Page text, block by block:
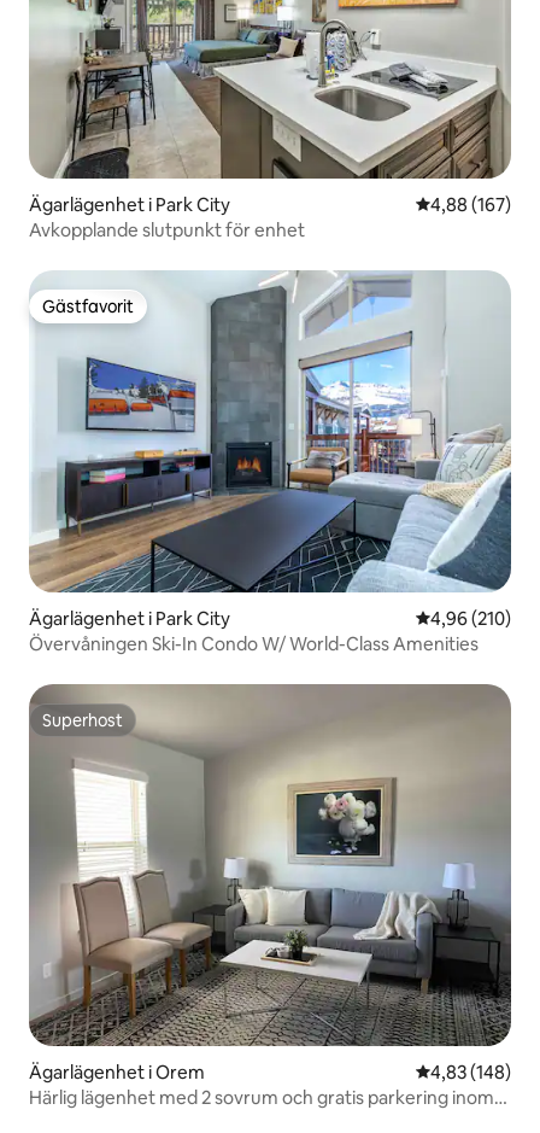
Ägarlägenhet i Park City 4,88 av 5 i
4,88 (167)
Avkopplande slutpunkt för enhet
Gästfavorit
Gästfavorit
Ägarlägenhet i Park City 4,96 av 5 i
4,96 (210)
Övervåningen Ski-In Condo W/ World-Class Amenities
Superhost
Superhost
Ägarlägenhet i Orem 4,83 av 5 i
4,83 (148)
Härlig lägenhet med 2 sovrum och gratis parkering inom